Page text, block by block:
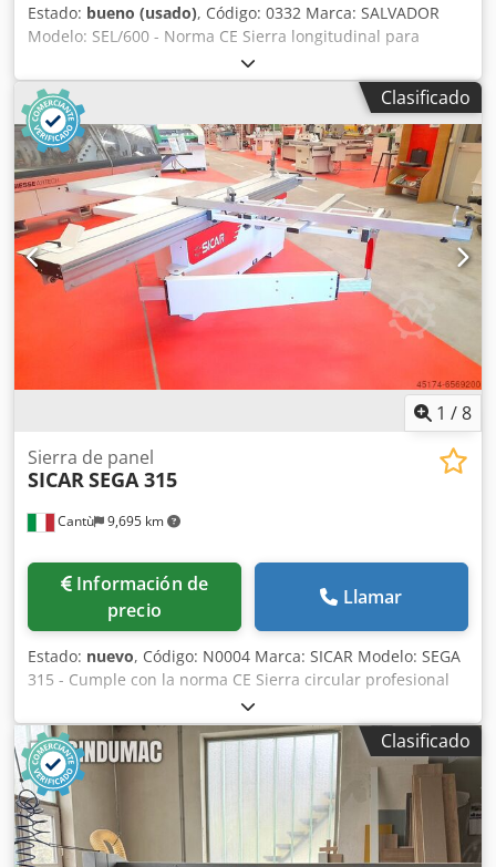
Estado: bueno (usado), Código: 0332 Marca: SALVADOR
Modelo: SEL/600 - Norma CE Sierra longitudinal para
paneles, apta para tiras postformadas y componentes
acabados, con alimentación por rodillos y descargador
(SPLITTER) – Norma CE Cedpjyu Uk Sofx Acnorf Datos
técnicos: Ancho de corte/REF mm: 10–650 Espesor de corte
mm: 10-60 Diámetro de disco de sierra para corte
transversal mm: 350 Diámetro de disco de incisión mm:
350 Potencia motor de corte transversal Hp: 5,5 Potencia
motor marcador Hp: 2 Velocidad de avance del carro
mt/min: 15 Diámetro de boca de aspiración n° 2 mm: 160
cada una Altura superficie de trabajo mm: 900 Avance de
pieza de trabajo: derecha/izquierda La sierra de paneles
se compone de una unidad de corte con 2 discos
alineados. Un disco marca el material y el otro realiza el
corte. Ancho del alimentador de rodillos locos mm: 800
Longitud del alimentador de rodillos locos mm: 3000
Clasificado
1 /8
Cantù 9,695 km
Sierra de panel
SICARSEGA 315
Información de
precio
Llamar
Estado: nuevo, Código: N0004 Marca: SICAR Modelo: SEGA
315 - Cumple con la norma CE Sierra circular profesional
SEGA 315 con carro de 3200 mm, disco de 315 mm y
unidad de marcado con motor independiente, que cumple
con la norma CE. Motor principal trifásico de 7,5 CV. Guía
paralela sobre barra redonda con soporte de hierro
fundido y ajuste micrométrico, elevación e inclinación del
disco mediante ruedas manuales, unidad de disco
inclinable con unidad de marcado integrada, carro de
Clasificado